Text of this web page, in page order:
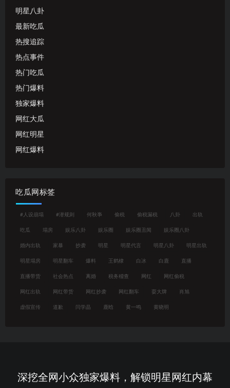
明星八卦
最新吃瓜
热搜追踪
热点事件
热门吃瓜
热门爆料
独家爆料
网红大瓜
网红明星
网红爆料
吃瓜网标签
#人设崩塌 #潜规则 何秋亊 偷税 偷税漏税 八卦 出轨
吃瓜 塌房 娱乐八卦 娱乐圈 娱乐圈丑闻 娱乐圈八卦
婚内出轨 家暴 抄袭 明星 明星代言 明星八卦 明星出轨
明星塌房 明星翻车 爆料 王鹤棣 白冰 白鹿 直播
直播带货 社会热点 离婚 税务稽查 网红 网红偷税
网红出轨 网红带货 网红抄袭 网红翻车 耍大牌 肖旭
虚假宣传 道歉 闫学晶 鹿晗 黄一鸣 黄晓明
深挖全网小众独家爆料，解锁明星网红内幕